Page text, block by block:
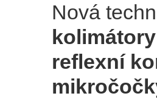
Nová
kolimátory
reflexní